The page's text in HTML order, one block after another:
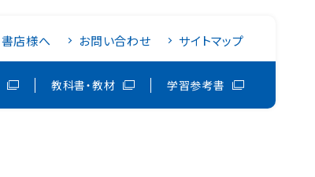
書店様へ お問い合わせ サイトマップ
教科書・教材 学習参考書